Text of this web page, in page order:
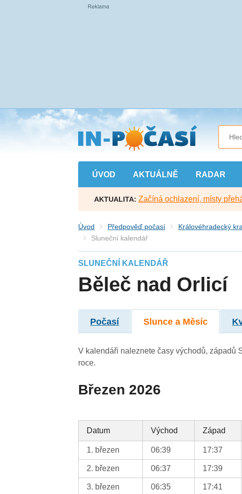
Přejít
na
hlavní
obsah
ÚVOD AKTUÁLNĚ RADAR
AKTUALITA: Začíná ochlazení, místy
Úvod Předpověď počasí Královéhradecký
Sluneční kalendář
SLUNEČNÍ KALENDÁŘ
Běleč nad Orlicí
Počasí Slunce a Měsíc
V kalendáři naleznete časy východů, západů
roce.
Březen 2026
Datum Východ Západ
1. březen 06:39 17:37
2. březen 06:37 17:39
3. březen 06:35 17:41